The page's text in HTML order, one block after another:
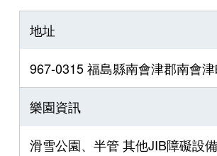
地址
967-0315 福島縣南會津郡南會
樂園資訊
滑雪公園、半管 其他JIB障礙設備